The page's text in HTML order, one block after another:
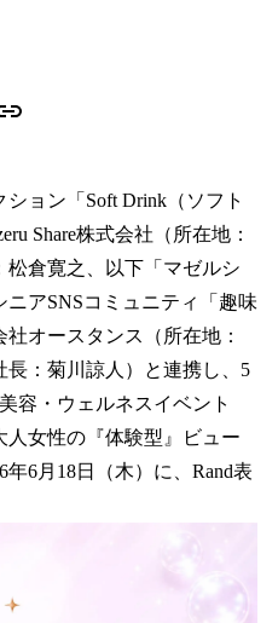
ョン「Soft Drink（ソフト
Share株式会社（所在地：
倉寛之、以下「マゼルシ
アSNSコミュニティ「趣味
オースタンス（所在地：
：菊川諒人）と連携し、5
容・ウェルネスイベント
人女性の『体験型』ビュー
6月18日（木）に、Rand表